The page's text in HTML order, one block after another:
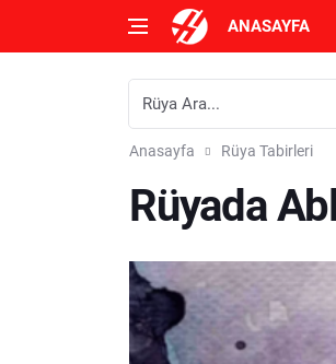
ANASAYFA
Anasayfa Rüya Tabirleri
Rüyada